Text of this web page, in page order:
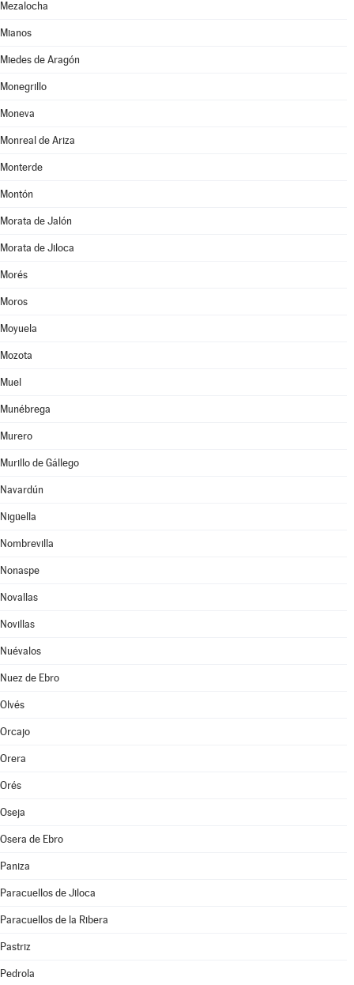
Mezalocha
Mianos
Miedes de Aragón
Monegrillo
Moneva
Monreal de Ariza
Monterde
Montón
Morata de Jalón
Morata de Jiloca
Morés
Moros
Moyuela
Mozota
Muel
Munébrega
Murero
Murillo de Gállego
Navardún
Nigüella
Nombrevilla
Nonaspe
Novallas
Novillas
Nuévalos
Nuez de Ebro
Olvés
Orcajo
Orera
Orés
Oseja
Osera de Ebro
Paniza
Paracuellos de Jiloca
Paracuellos de la Ribera
Pastriz
Pedrola